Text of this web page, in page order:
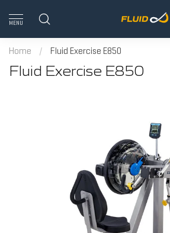
MENU
Home / Fluid Exercise E850
Fluid Exercise E850